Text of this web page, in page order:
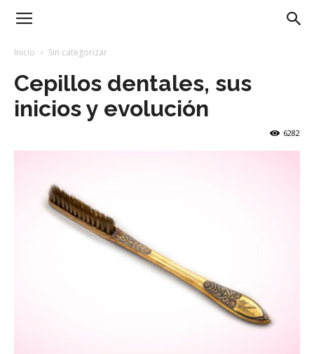
Blog
Dentista
Inicio Sin categorizar
Cepillos dentales, sus
inicios y evolución
6282